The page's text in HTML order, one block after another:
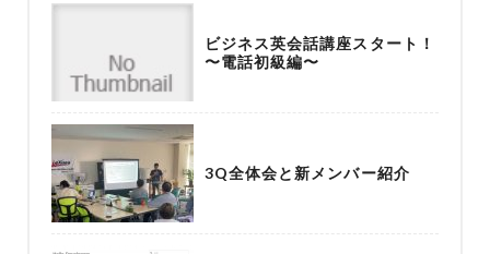
ビジネス英会話講座スタート！
〜電話初級編〜
3Q全体会と新メンバー紹介